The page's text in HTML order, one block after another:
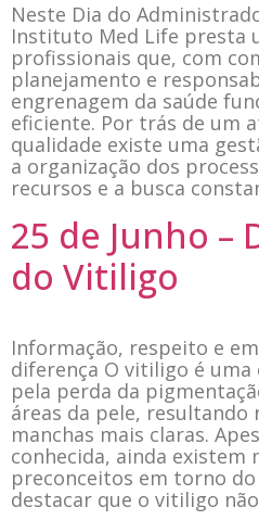
Neste Dia do
Instituto Med Life presta
profissionais que, com
planejamento e
engrenagem da saúde
eficiente. Por trás de um
qualidade existe uma
a organização dos
recursos e a busca
25 de Junho –
do Vitiligo
Informação, respeito e
diferença O vitiligo é uma
pela perda da
áreas da pele, resultando
manchas mais claras.
conhecida, ainda existem
preconceitos em torno
destacar que o vitiligo